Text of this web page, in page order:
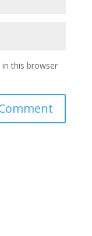
in this browser